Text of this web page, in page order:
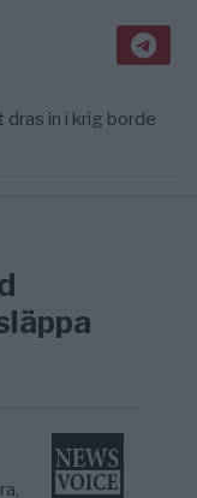
– Misstankar
Time to Save
dras in i krig borde
Time to Save